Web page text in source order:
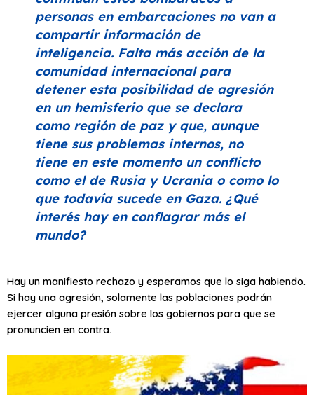
personas en embarcaciones no van a
compartir información de
inteligencia. Falta más acción de la
comunidad internacional para
detener esta posibilidad de agresión
en un hemisferio que se declara
como región de paz y que, aunque
tiene sus problemas internos, no
tiene en este momento un conflicto
como el de Rusia y Ucrania o como lo
que todavía sucede en Gaza. ¿Qué
interés hay en conflagrar más el
mundo?
Hay un manifiesto rechazo y esperamos que lo siga habiendo.
Si hay una agresión, solamente las poblaciones podrán
ejercer alguna presión sobre los gobiernos para que se
pronuncien en contra.